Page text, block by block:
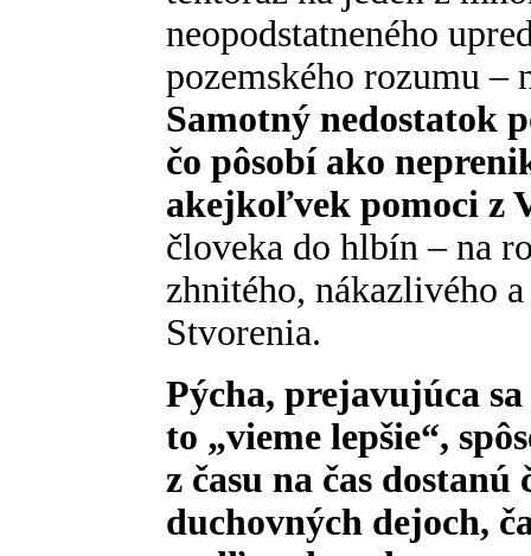
neopodstatneného
pozemského rozumu –
Samotný nedostatok
čo pôsobí ako
akejkoľvek pomoci z
človeka do hlbín – na
zhnitého, nákazlivého
Stvorenia.
Pýcha, prejavujúca
to „vieme lepšie“,
z času na čas
duchovných dejoch,